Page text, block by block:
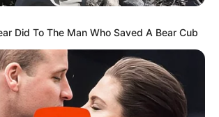
Did To The Man Who Saved A Bear Cub